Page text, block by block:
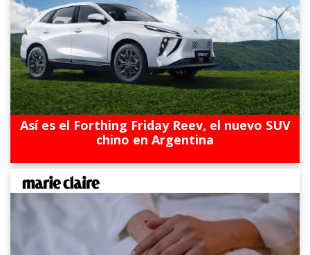
Así es el Forthing Friday Reev, el nuevo SUV
chino en Argentina